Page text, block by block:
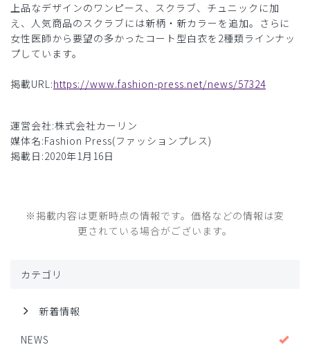
上品なデザインのワンピース、スクラブ、チュニックに加
え、人気商品のスクラブには新柄・新カラーを追加。さらに
女性医師から要望の多かったコート型白衣を2種類ラインナッ
プしています。
掲載URL:https://www.fashion-press.net/news/57324
運営会社:株式会社カーリン
媒体名:Fashion Press(ファッションプレス)
掲載日:2020年1月16日
※掲載内容は更新時点の情報です。価格などの情報は変
更されている場合がございます。
カテゴリ
新着情報
NEWS